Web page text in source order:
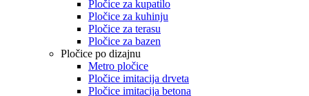
Pločice za kupatilo
Pločice za kuhinju
Pločice za terasu
Pločice za bazen
Pločice po dizajnu
Metro pločice
Pločice imitacija drveta
Pločice imitacija betona